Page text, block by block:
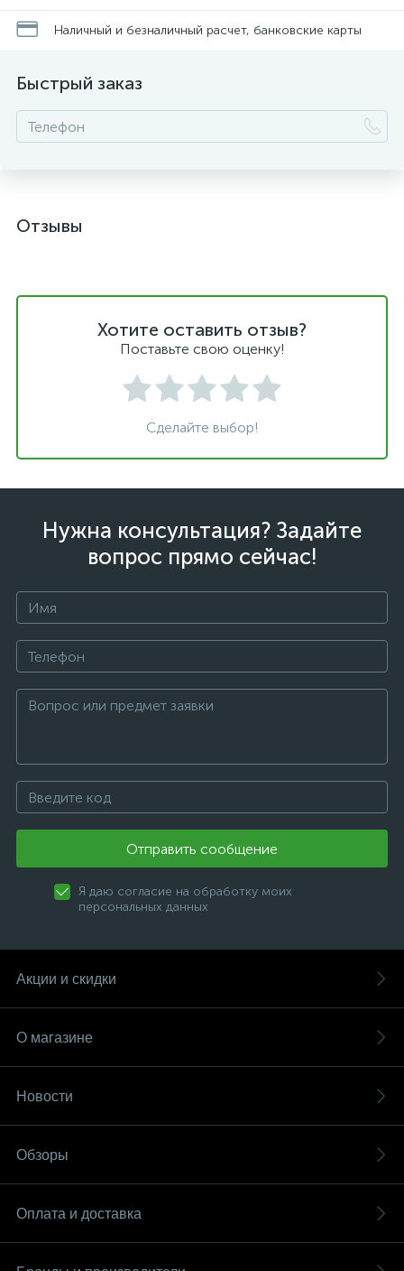
Наличный и безналичный расчет, банковские карты
Быстрый заказ
Отзывы
Хотите оставить отзыв?
Поставьте свою оценку!
Сделайте выбор!
Нужна консультация? Задайте
вопрос прямо сейчас!
Отправить сообщение
Я даю согласие на обработку моих
персональных данных
Акции и скидки
О магазине
Новости
Обзоры
Оплата и доставка